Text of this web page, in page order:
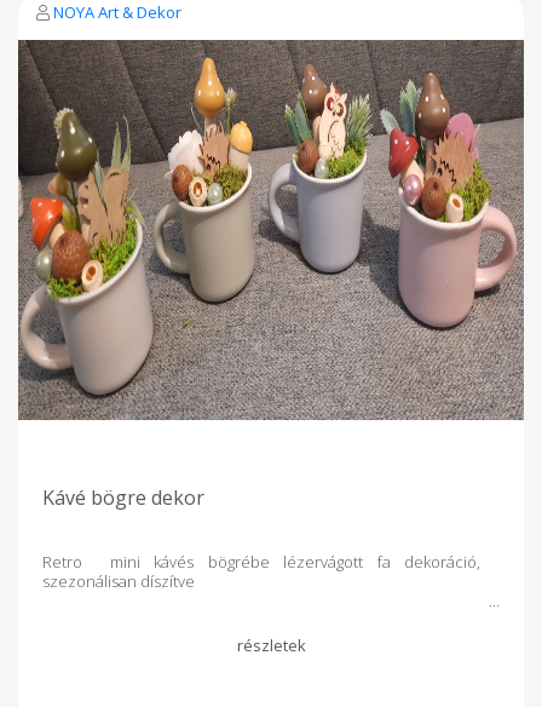
NOYA Art & Dekor
Kávé bögre dekor
Retro mini kávés bögrébe lézervágott fa dekoráció,
szezonálisan díszítve